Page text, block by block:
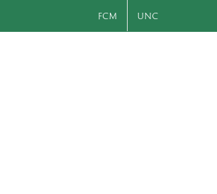
FCM UNC